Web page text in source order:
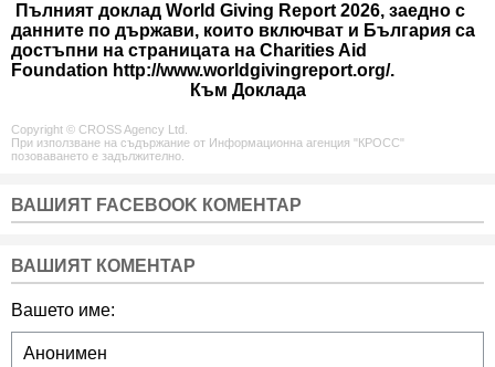
Пълният доклад World Giving Report 2026, заедно с
данните по държави, които включват и България са
достъпни на страницата на Charities Aid
Foundation http://www.worldgivingreport.org/.
Към Доклада
Copyright © CROSS Agency Ltd.
При използване на съдържание от Информационна агенция "КРОСС"
позоваването е задължително.
ВАШИЯТ FACEBOOK КОМЕНТАР
ВАШИЯТ КОМЕНТАР
Вашето име: